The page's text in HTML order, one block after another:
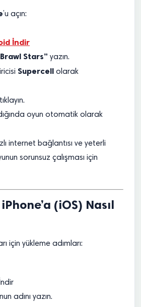
’u açın:
İndir
Stars” yazın.
Supercell olarak
oyun otomatik olarak
internet bağlantısı ve yeterli
sorunsuz çalışması için
(iOS) Nasıl
için yükleme adımları:
adını yazın.